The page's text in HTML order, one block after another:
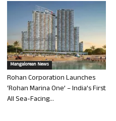
Mangalorean News
Rohan Corporation Launches
‘Rohan Marina One’ – India’s First
All Sea-Facing...